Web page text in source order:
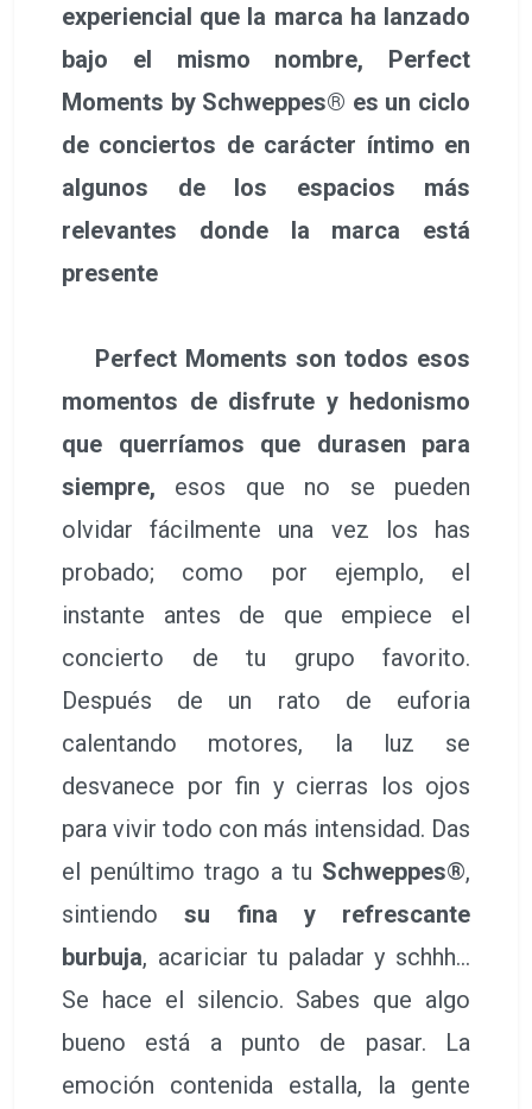
experiencial que la marca ha lanzado
bajo el mismo nombre, Perfect
Moments by Schweppes® es un ciclo
de conciertos de carácter íntimo en
algunos de los espacios más
relevantes donde la marca está
presente
Perfect Moments son todos esos
momentos de disfrute y hedonismo
que querríamos que durasen para
siempre, esos que no se pueden
olvidar fácilmente una vez los has
probado; como por ejemplo, el
instante antes de que empiece el
concierto de tu grupo favorito.
Después de un rato de euforia
calentando motores, la luz se
desvanece por fin y cierras los ojos
para vivir todo con más intensidad. Das
el penúltimo trago a tu Schweppes®,
sintiendosu fina y refrescante
burbuja, acariciar tu paladar y schhh…
Se hace el silencio. Sabes que algo
bueno está a punto de pasar. La
emoción contenida estalla, la gente